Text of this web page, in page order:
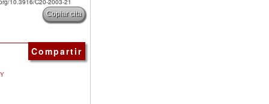
10.3916/C20-2003-21
Copiar cita
Compartir